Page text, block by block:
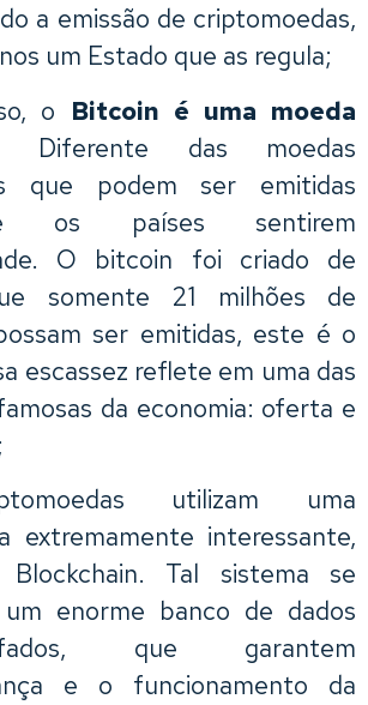
a emissão de criptomoedas,
um Estado que as regula;
o Bitcoin é uma moeda
Diferente das moedas
que podem ser emitidas
os países sentirem
O bitcoin foi criado de
somente 21 milhões de
ser emitidas, este é o
escassez reflete em uma das
da economia: oferta e
utilizam uma
extremamente interessante,
Blockchain. Tal sistema se
enorme banco de dados
que garantem
e o funcionamento da